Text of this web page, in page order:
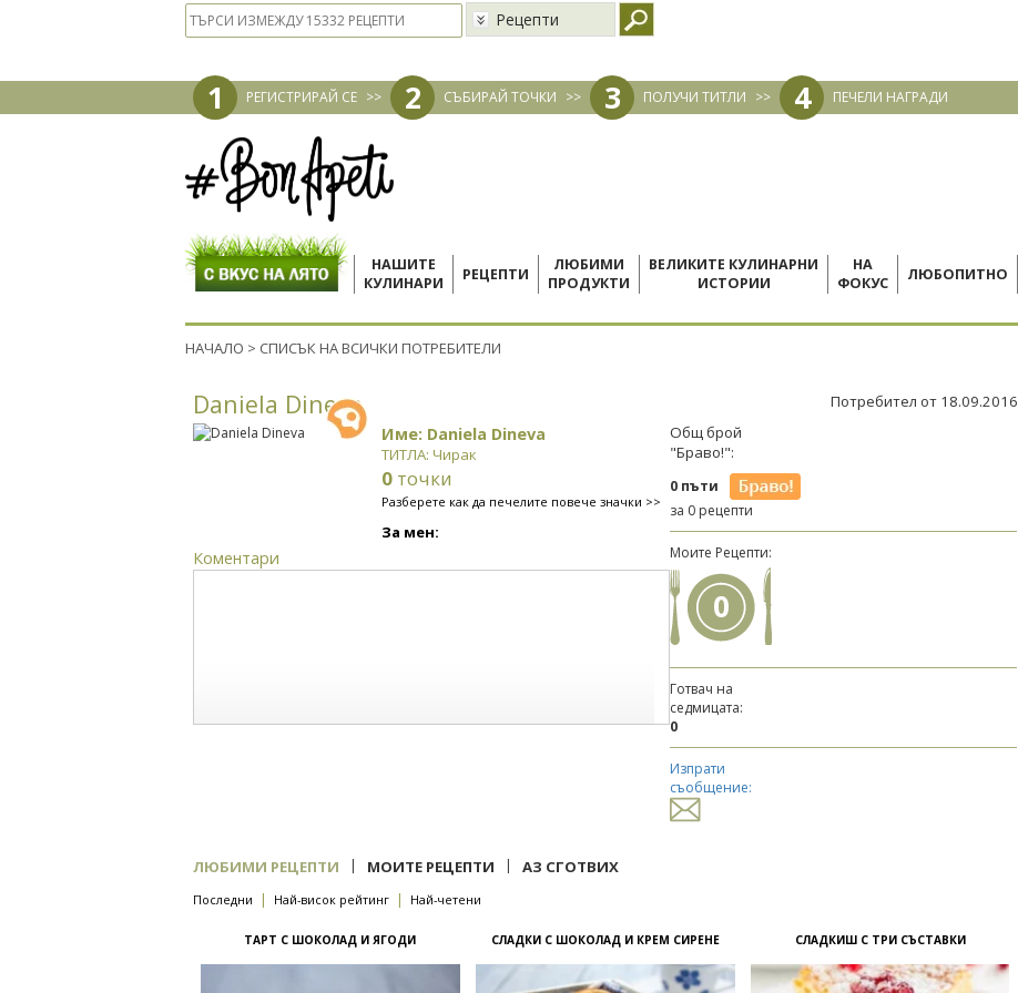
Рецепти
1 РЕГИСТРИРАЙ СЕ >> 2 СЪБИРАЙ ТОЧКИ >> 3 ПОЛУЧИ ТИТЛИ >> 4 ПЕЧЕЛИ НАГРАДИ
НАШИТЕ
КУЛИНАРИ
РЕЦЕПТИ
ЛЮБИМИ
ПРОДУКТИ
ВЕЛИКИТЕ КУЛИНАРНИ
ИСТОРИИ
НА
ФОКУС
ЛЮБОПИТНО
НАЧАЛО > СПИСЪК НА ВСИЧКИ ПОТРЕБИТЕЛИ
Daniela Dineva Потребител от 18.09.2016
Име: Daniela Dineva
ТИТЛА: Чирак
0 точки
Разберете как да печелите повече значки >>
За мен:
Коментари
Общ брой
"Браво!":
0 пъти
за 0 рецепти
Моите Рецепти:
0
Готвач на
седмицата:
0
Изпрати
съобщение:
ЛЮБИМИ РЕЦЕПТИ | МОИТЕ РЕЦЕПТИ | АЗ СГОТВИХ
Последни | Най-висок рейтинг | Най-четени
ТАРТ С ШОКОЛАД И ЯГОДИ СЛАДКИ С ШОКОЛАД И КРЕМ СИРЕНЕ СЛАДКИШ С ТРИ СЪСТАВКИ